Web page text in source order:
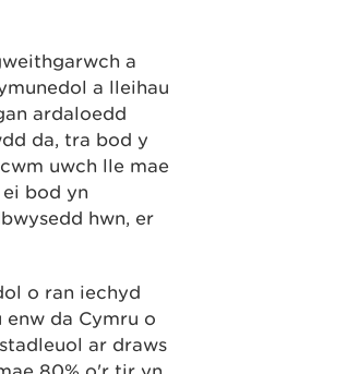
a
a lleihau
ardaloedd
da, tra bod y
uwch lle mae
bod yn
hwn, er
o ran iechyd
da Cymru o
ar draws